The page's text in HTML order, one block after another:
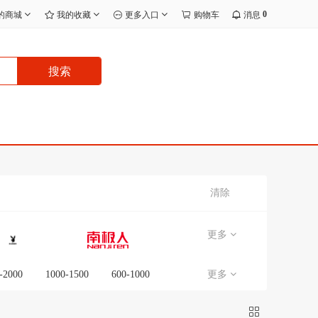
商城 我的收藏 更多入口 购物车 消息 0
搜索
清除
更多
2000 1000-1500 600-1000 更多